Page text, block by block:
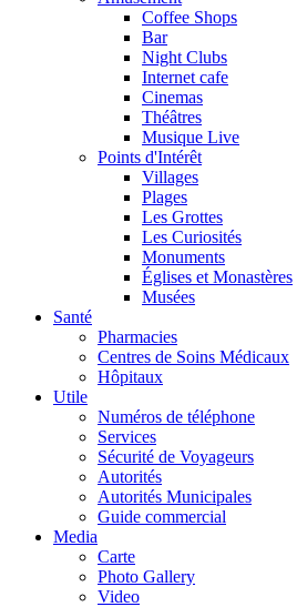
Coffee Shops
Bar
Night Clubs
Internet cafe
Cinemas
Théâtres
Musique Live
Points d'Intérêt
Villages
Plages
Les Grottes
Les Curiosités
Monuments
Églises et Monastères
Musées
Santé
Pharmacies
Centres de Soins Médicaux
Hôpitaux
Utile
Numéros de téléphone
Services
Sécurité de Voyageurs
Autorités
Autorités Municipales
Guide commercial
Media
Carte
Photo Gallery
Video